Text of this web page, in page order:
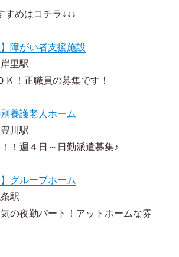
すめはコチラ↓↓↓
】障がい者支援施設
里駅
Ｋ！正職員の募集です！
別養護老人ホーム
川駅
！週４日～日勤派遣募集♪
】グループホーム
駅
の夜勤パート！アットホームな雰